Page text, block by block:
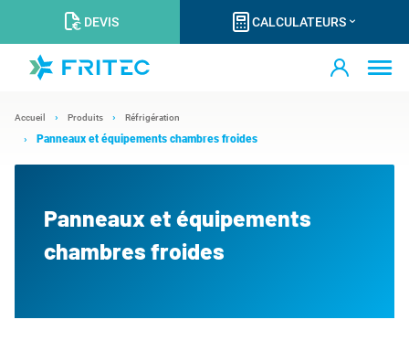
DEVIS CALCULATEURS
Accueil Produits Réfrigération
Panneaux et équipements chambres froides
Panneaux et équipements
chambres froides